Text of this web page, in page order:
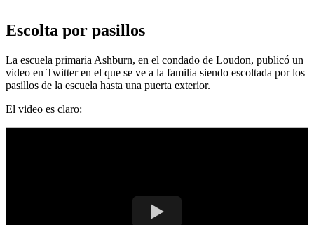
Escolta por pasillos
La escuela primaria Ashburn, en el condado de Loudon, publicó un
video en Twitter en el que se ve a la familia siendo escoltada por los
pasillos de la escuela hasta una puerta exterior.
El video es claro: